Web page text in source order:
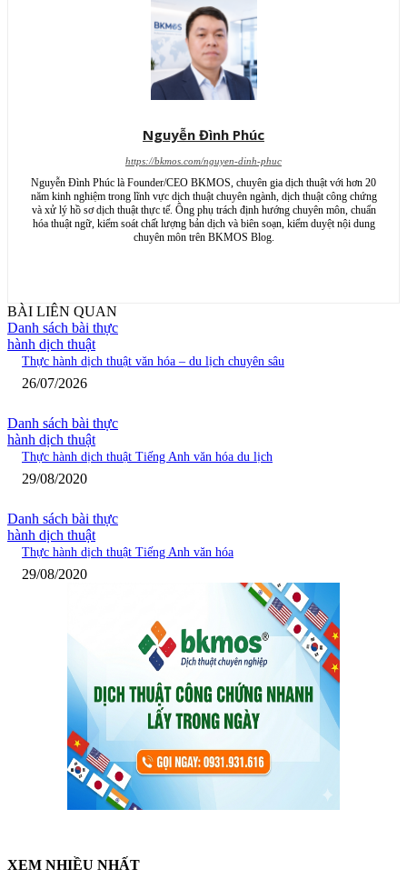
Nguyễn Đình Phúc
https://bkmos.com/nguyen-dinh-phuc
Nguyễn Đình Phúc là Founder/CEO BKMOS, chuyên gia dịch thuật với hơn 20
năm kinh nghiệm trong lĩnh vực dịch thuật chuyên ngành, dịch thuật công chứng
và xử lý hồ sơ dịch thuật thực tế. Ông phụ trách định hướng chuyên môn, chuẩn
hóa thuật ngữ, kiểm soát chất lượng bản dịch và biên soạn, kiểm duyệt nội dung
chuyên môn trên BKMOS Blog.
BÀI LIÊN QUAN
Danh sách bài thực
hành dịch thuật
Thực hành dịch thuật văn hóa – du lịch chuyên sâu
26/07/2026
Danh sách bài thực
hành dịch thuật
Thực hành dịch thuật Tiếng Anh văn hóa du lịch
29/08/2020
Danh sách bài thực
hành dịch thuật
Thực hành dịch thuật Tiếng Anh văn hóa
29/08/2020
XEM NHIỀU NHẤT